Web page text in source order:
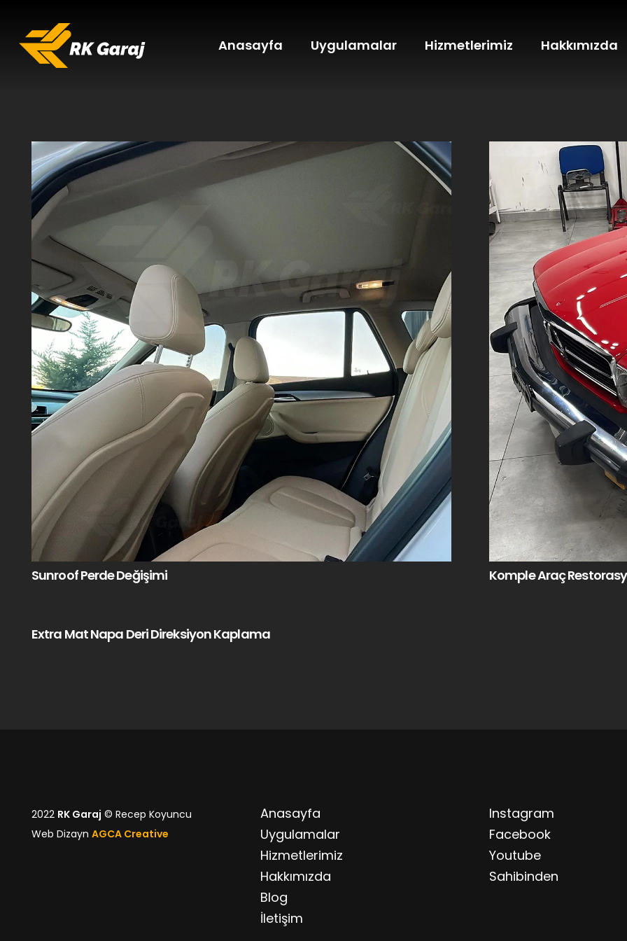
Anasayfa Uygulamalar Hizmetlerimiz Hakkımızda
Sunroof Perde Değişimi Komple Araç
Extra Mat Napa Deri Direksiyon Kaplama
2022 RK Garaj © Recep Koyuncu
Web Dizayn AGCA Creative
Anasayfa
Uygulamalar
Hizmetlerimiz
Hakkımızda
Blog
İletişim
Instagram
Facebook
Youtube
Sahibinden